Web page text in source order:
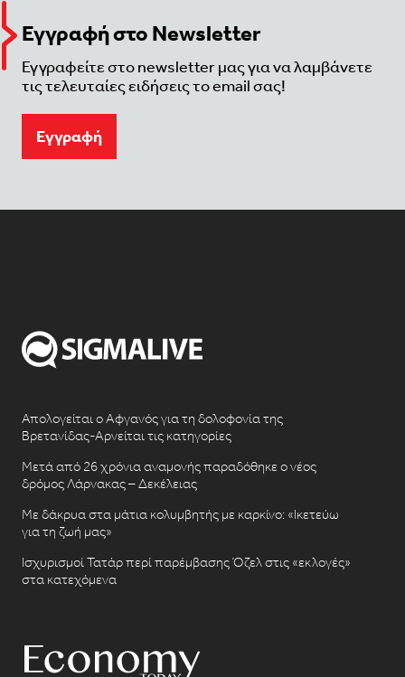
Εγγραφή στο Newsletter
Εγγραφείτε στο newsletter μας για να λαμβάνετε
τις τελευταίες ειδήσεις το email σας!
Eγγραφή
Απολογείται ο Αφγανός για τη δολοφονία της
Βρετανίδας-Αρνείται τις κατηγορίες
Μετά από 26 χρόνια αναμονής παραδόθηκε ο νέος
δρόμος Λάρνακας – Δεκέλειας
Με δάκρυα στα μάτια κολυμβητής με καρκίνο: «Ικετεύω
για τη ζωή μας»
Ισχυρισμοί Τατάρ περί παρέμβασης Όζελ στις «εκλογές»
στα κατεχόμενα